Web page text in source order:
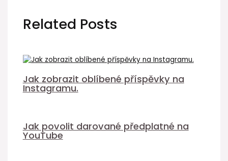
Related Posts
Jak zobrazit oblíbené příspěvky na
Instagramu.
Jak povolit darované předplatné na
YouTube